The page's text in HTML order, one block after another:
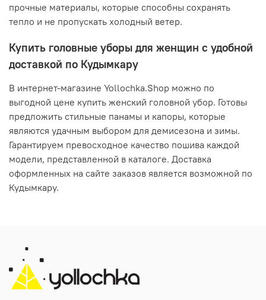
прочные материалы, которые способны сохранять
тепло и не пропускать холодный ветер.
Купить головные уборы для женщин с удобной
доставкой по Кудымкару
В интернет-магазине Yollochka.Shop можно по
выгодной цене купить женский головной убор. Готовы
предложить стильные панамы и капоры, которые
являются удачным выбором для демисезона и зимы.
Гарантируем превосходное качество пошива каждой
модели, представленной в каталоге. Доставка
оформленных на сайте заказов является возможной по
Кудымкару.